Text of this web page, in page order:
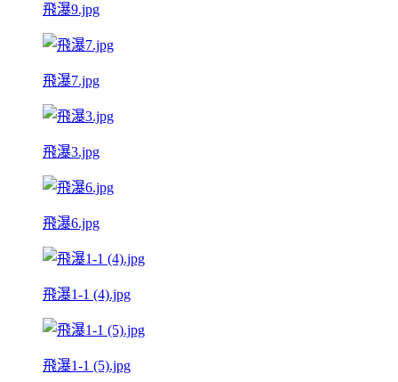
飛瀑9.jpg
飛瀑7.jpg
飛瀑3.jpg
飛瀑6.jpg
飛瀑1-1 (4).jpg
飛瀑1-1 (5).jpg